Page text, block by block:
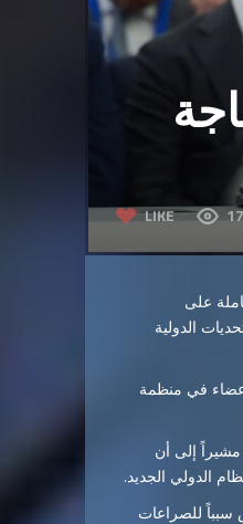
LIKE
على
الدولية
في منظمة
مشيراً إلى أن
الدولي الجديد.
سبباً للصراعات